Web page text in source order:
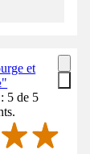
et
5 de 5